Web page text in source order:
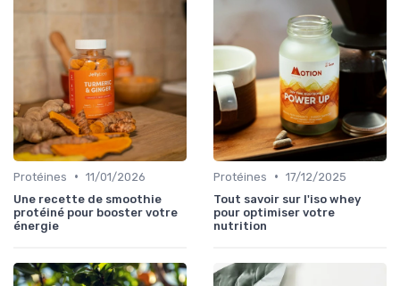
Protéines • 11/01/2026
Une recette de smoothie
protéiné pour booster votre
énergie
Protéines • 17/12/2025
Tout savoir sur l'iso whey
pour optimiser votre
nutrition